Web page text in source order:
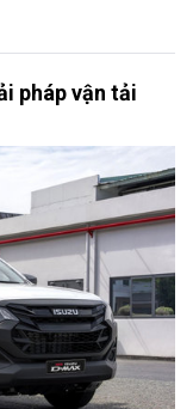
pháp vận tải